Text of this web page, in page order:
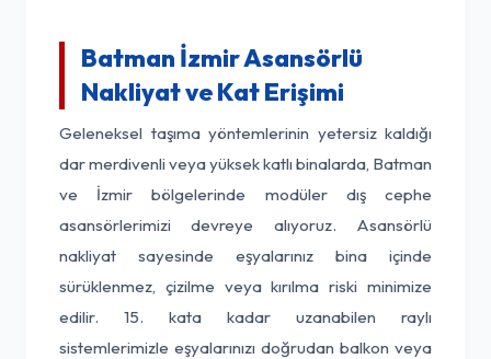
Batman İzmir Asansörlü
Nakliyat ve Kat Erişimi
Geleneksel taşıma yöntemlerinin yetersiz kaldığı
dar merdivenli veya yüksek katlı binalarda, Batman
ve İzmir bölgelerinde modüler dış cephe
asansörlerimizi devreye alıyoruz. Asansörlü
nakliyat sayesinde eşyalarınız bina içinde
sürüklenmez, çizilme veya kırılma riski minimize
edilir. 15. kata kadar uzanabilen raylı
sistemlerimizle eşyalarınızı doğrudan balkon veya